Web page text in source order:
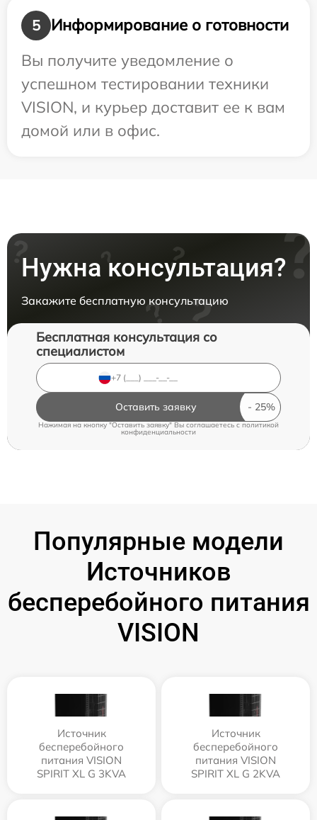
5
Информирование о готовности
Вы получите уведомление о
успешном тестировании техники
VISION, и курьер доставит ее к вам
домой или в офис.
Нужна консультация?
Закажите бесплатную консультацию
Бесплатная консультация со
специалистом
Оставить заявку
Нажимая на кнопку "Оставить заявку" Вы соглашаетесь cполитикой
конфиденциальности
Популярные модели
Источников
бесперебойного питания
VISION
Источник
бесперебойного
питания VISION
SPIRIT XL G 3KVA
Источник
бесперебойного
питания VISION
SPIRIT XL G 2KVA